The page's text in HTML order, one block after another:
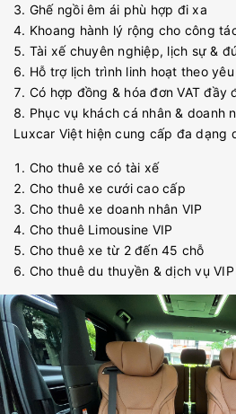
Ghế ngồi êm ái phù hợp đi xa
Khoang hành lý rộng cho công
Tài xế chuyên nghiệp, lịch sự &
Hỗ trợ lịch trình linh hoạt theo
Có hợp đồng & hóa đơn VAT đầy
Phục vụ khách cá nhân & doanh
Luxcar Việt hiện cung cấp đa dạng
Cho thuê xe có tài xế
Cho thuê xe cưới cao cấp
Cho thuê xe doanh nhân VIP
Cho thuê Limousine VIP
Cho thuê xe từ 2 đến 45 chỗ
Cho thuê du thuyền & dịch vụ